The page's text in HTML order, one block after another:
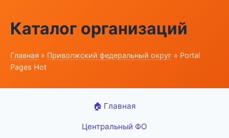
Каталог организаций
Главная » Приволжский федеральный округ » Portal
Pages Hot
🏠 Главная
Центральный ФО